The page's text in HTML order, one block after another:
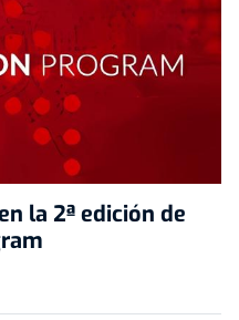
la 2ª edición de